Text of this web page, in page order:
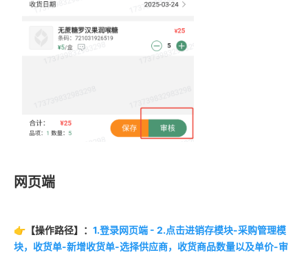
网页端
👉【操作路径】： 1.登录网页端 - 2.点击进销存模块-采购管理模
块，收货单-新增收货单-选择供应商，收货商品数量以及单价-审